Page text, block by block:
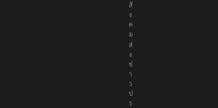
สั
ง
ค
ม
ส่
ง
ข่
า
ว
ป
ร